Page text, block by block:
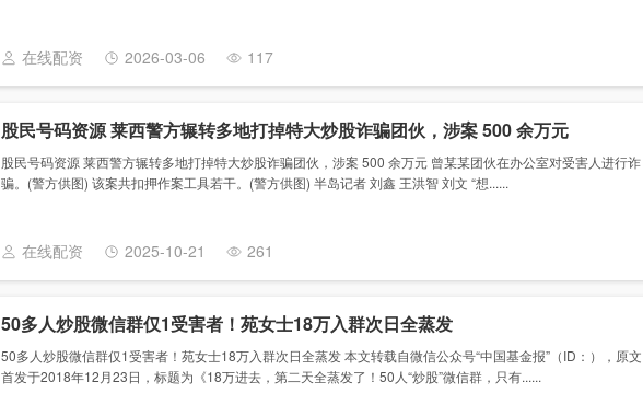
在线配资 2026-03-06 117
股民号码资源 莱西警方辗转多地打掉特大炒股诈骗团伙，涉案 500 余万元
股民号码资源 莱西警方辗转多地打掉特大炒股诈骗团伙，涉案 500 余万元 曾某某团伙在办公室对受害人进行诈
骗。(警方供图) 该案共扣押作案工具若干。(警方供图) 半岛记者 刘鑫 王洪智 刘文 “想......
在线配资 2025-10-21 261
50多人炒股微信群仅1受害者！苑女士18万入群次日全蒸发
50多人炒股微信群仅1受害者！苑女士18万入群次日全蒸发 本文转载自微信公众号“中国基金报”（ID：），原文
首发于2018年12月23日，标题为《18万进去，第二天全蒸发了！50人“炒股”微信群，只有......